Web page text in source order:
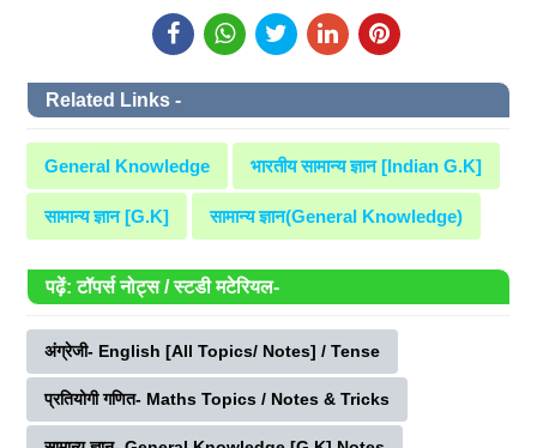
Related Links -
General Knowledge भारतीय सामान्य ज्ञान [Indian G.K]
सामान्य ज्ञान [G.K] सामान्य ज्ञान(General Knowledge)
पढ़ें: टॉपर्स नोट्स / स्टडी मटेरियल-
अंग्रेजी- English [All Topics/ Notes] / Tense
प्रतियोगी गणित- Maths Topics / Notes & Tricks